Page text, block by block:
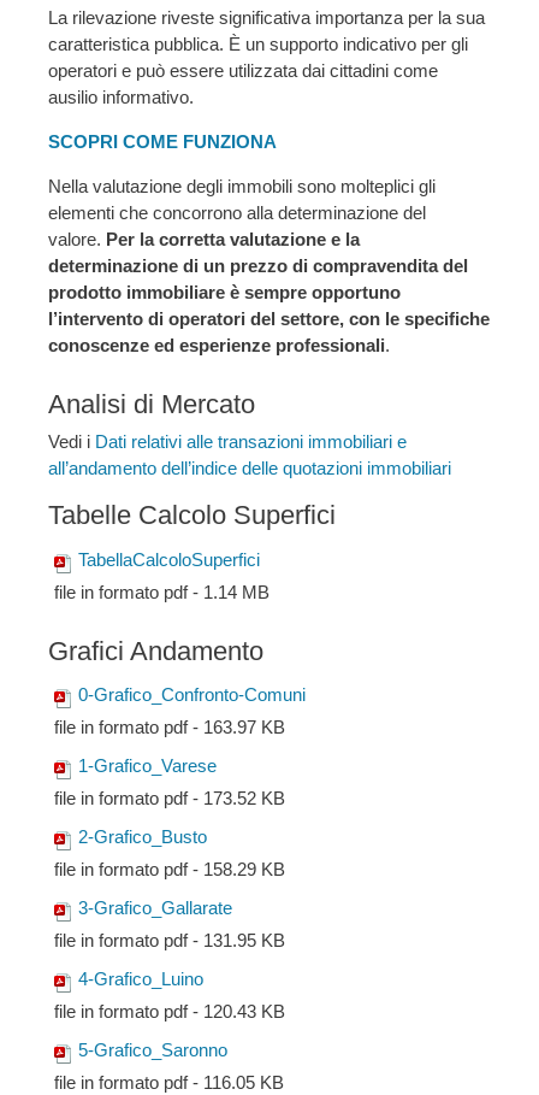
La rilevazione riveste significativa importanza per la sua
caratteristica pubblica. È un supporto indicativo per gli
operatori e può essere utilizzata dai cittadini come
ausilio informativo.
SCOPRI COME FUNZIONA
Nella valutazione degli immobili sono molteplici gli
elementi che concorrono alla determinazione del
valore. Per la corretta valutazione e la
determinazione di un prezzo di compravendita del
prodotto immobiliare è sempre opportuno
l’intervento di operatori del settore, con le specifiche
conoscenze ed esperienze professionali.
Analisi di Mercato
Vedi i Dati relativi alle transazioni immobiliari e
all’andamento dell’indice delle quotazioni immobiliari
Tabelle Calcolo Superfici
TabellaCalcoloSuperfici
file in formato pdf - 1.14 MB
Grafici Andamento
0-Grafico_Confronto-Comuni
file in formato pdf - 163.97 KB
1-Grafico_Varese
file in formato pdf - 173.52 KB
2-Grafico_Busto
file in formato pdf - 158.29 KB
3-Grafico_Gallarate
file in formato pdf - 131.95 KB
4-Grafico_Luino
file in formato pdf - 120.43 KB
5-Grafico_Saronno
file in formato pdf - 116.05 KB